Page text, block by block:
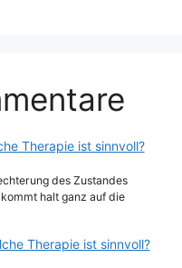
Therapie ist sinnvoll?
des Zustandes
halt ganz auf die
Therapie ist sinnvoll?